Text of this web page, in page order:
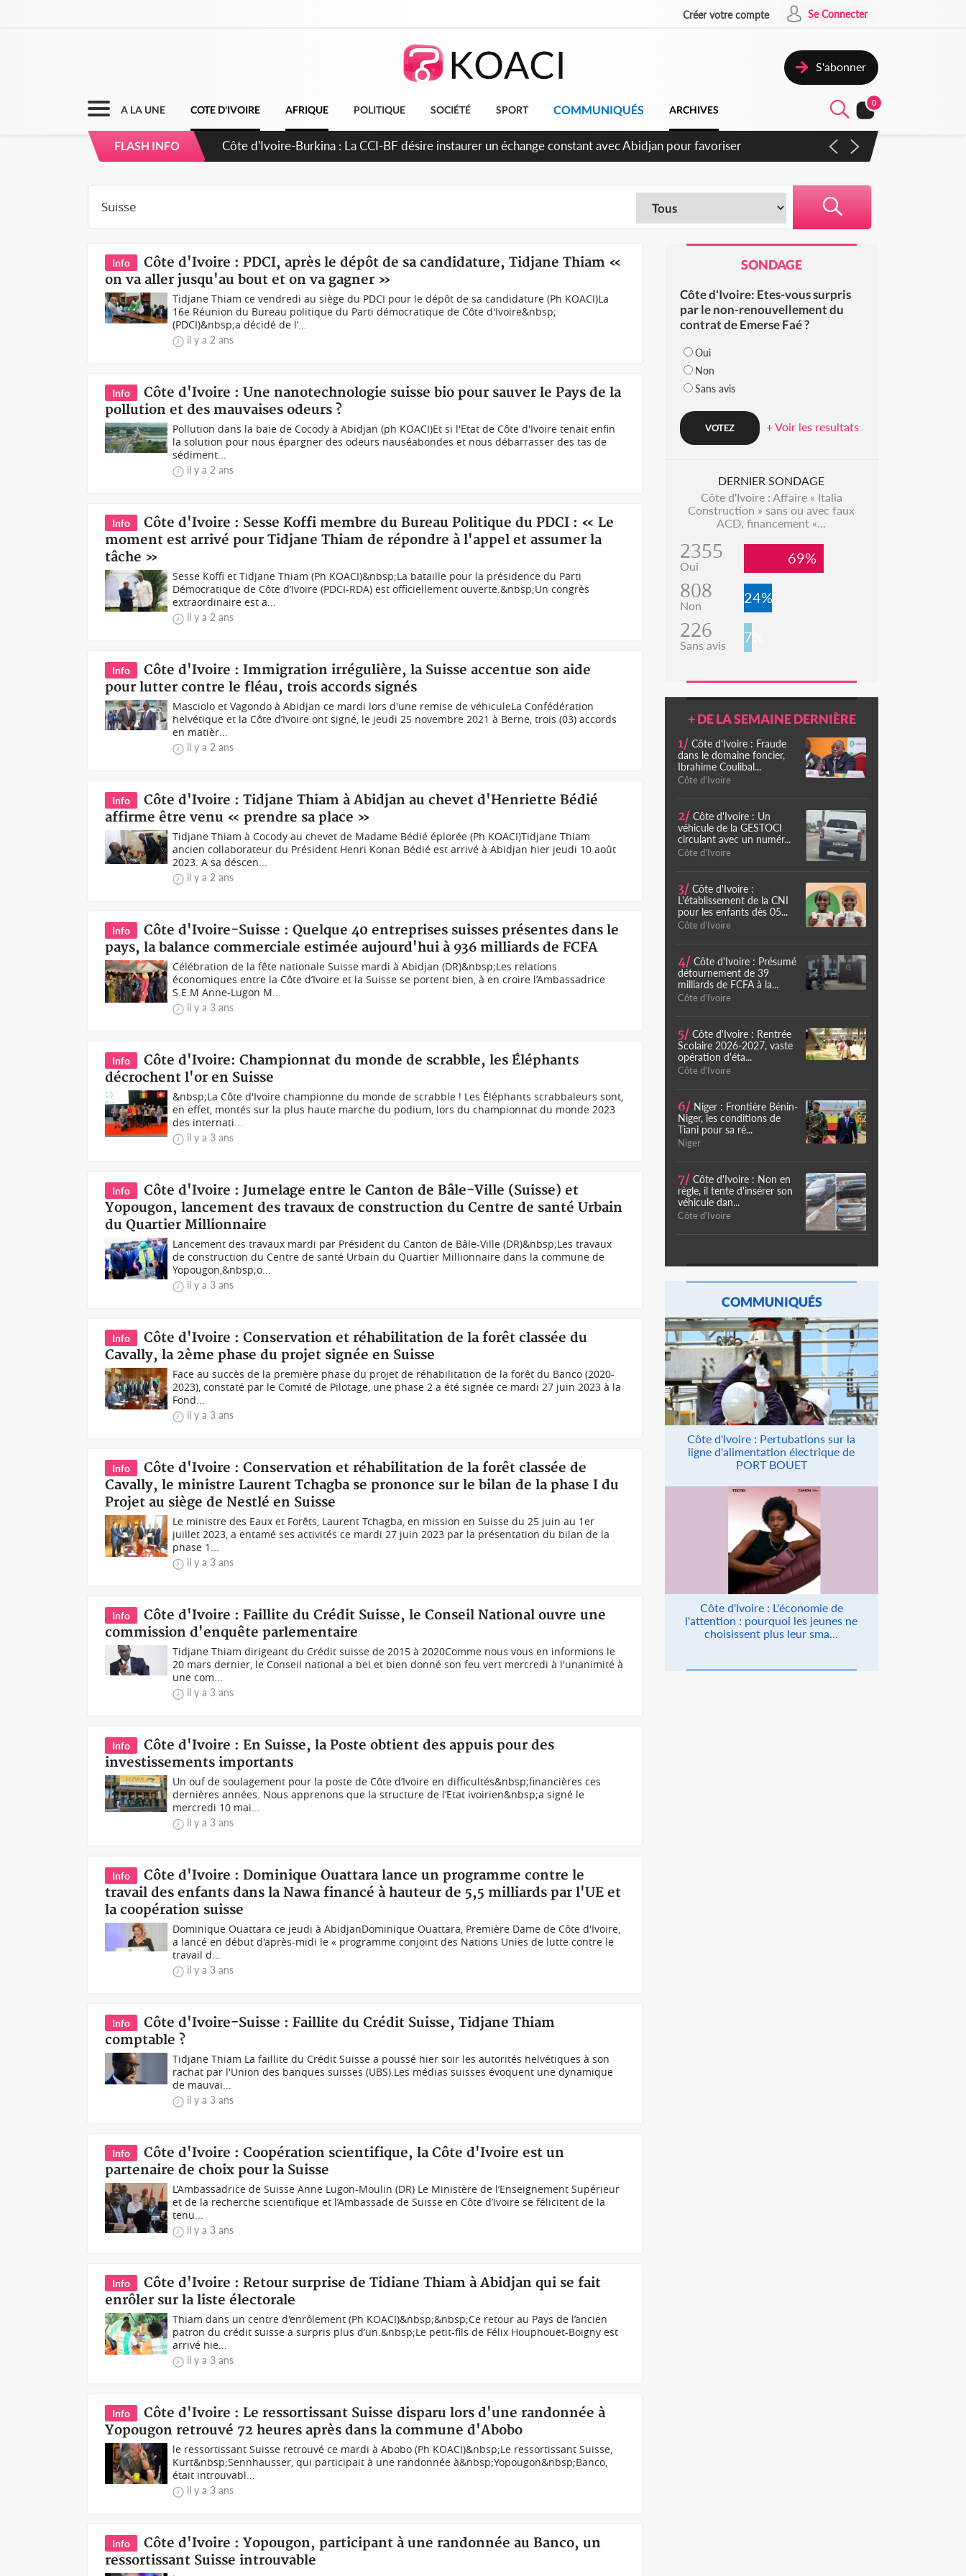
Créer votre compte Se Connecter
S'abonner
A LA UNE COTE D'IVOIRE AFRIQUE POLITIQUE SOCIÉTÉ SPORT COMMUNIQUÉS ARCHIVES
0
FLASH INFO
Côte d'Ivoire-Burkina : La CCI-BF désire instaurer un échange constant avec Abidjan pour favoriser
Info
Côte d'Ivoire : PDCI, après le dépôt de sa candidature, Tidjane Thiam «
on va aller jusqu'au bout et on va gagner »
Tidjane Thiam ce vendredi au siège du PDCI pour le dépôt de sa candidature (Ph KOACI)La
16e Réunion du Bureau politique du Parti démocratique de Côte d'Ivoire&nbsp;
(PDCI)&nbsp;a décidé de l’...
il y a 2 ans
Info
Côte d'Ivoire : Une nanotechnologie suisse bio pour sauver le Pays de la
pollution et des mauvaises odeurs ?
Pollution dans la baie de Cocody à Abidjan (ph KOACI)Et si l'Etat de Côte d'Ivoire tenait enfin
la solution pour nous épargner des odeurs nauséabondes et nous débarrasser des tas de
sédiment...
il y a 2 ans
Info
Côte d'Ivoire : Sesse Koffi membre du Bureau Politique du PDCI : « Le
moment est arrivé pour Tidjane Thiam de répondre à l'appel et assumer la
tâche »
Sesse Koffi et Tidjane Thiam (Ph KOACI)&nbsp;La bataille pour la présidence du Parti
Démocratique de Côte d’Ivoire (PDCI-RDA) est officiellement ouverte.&nbsp;Un congrès
extraordinaire est a...
il y a 2 ans
Info
Côte d'Ivoire : Immigration irrégulière, la Suisse accentue son aide
pour lutter contre le fléau, trois accords signés
Masciolo et Vagondo à Abidjan ce mardi lors d'une remise de véhiculeLa Confédération
helvétique et la Côte d’Ivoire ont signé, le jeudi 25 novembre 2021 à Berne, trois (03) accords
en matièr...
il y a 2 ans
Info
Côte d'Ivoire : Tidjane Thiam à Abidjan au chevet d'Henriette Bédié
affirme être venu « prendre sa place »
Tidjane Thiam à Cocody au chevet de Madame Bédié éplorée (Ph KOACI)Tidjane Thiam
ancien collaborateur du Président Henri Konan Bédié est arrivé à Abidjan hier jeudi 10 août
2023. A sa déscen...
il y a 2 ans
Info
Côte d'Ivoire-Suisse : Quelque 40 entreprises suisses présentes dans le
pays, la balance commerciale estimée aujourd'hui à 936 milliards de FCFA
Célébration de la fête nationale Suisse mardi à Abidjan (DR)&nbsp;Les relations
économiques entre la Côte d’Ivoire et la Suisse se portent bien, à en croire l’Ambassadrice
S.E.M Anne-Lugon M...
il y a 3 ans
Info
Côte d'Ivoire: Championnat du monde de scrabble, les Éléphants
décrochent l'or en Suisse
&nbsp;La Côte d'Ivoire championne du monde de scrabble ! Les Éléphants scrabbaleurs sont,
en effet, montés sur la plus haute marche du podium, lors du championnat du monde 2023
des internati...
il y a 3 ans
Info
Côte d'Ivoire : Jumelage entre le Canton de Bâle-Ville (Suisse) et
Yopougon, lancement des travaux de construction du Centre de santé Urbain
du Quartier Millionnaire
Lancement des travaux mardi par Président du Canton de Bâle-Ville (DR)&nbsp;Les travaux
de construction du Centre de santé Urbain du Quartier Millionnaire dans la commune de
Yopougon,&nbsp;o...
il y a 3 ans
Info
Côte d'Ivoire : Conservation et réhabilitation de la forêt classée du
Cavally, la 2ème phase du projet signée en Suisse
Face au succès de la première phase du projet de réhabilitation de la forêt du Banco (2020-
2023), constaté par le Comité de Pilotage, une phase 2 a été signée ce mardi 27 juin 2023 à la
Fond...
il y a 3 ans
Info
Côte d'Ivoire : Conservation et réhabilitation de la forêt classée de
Cavally, le ministre Laurent Tchagba se prononce sur le bilan de la phase I du
Projet au siège de Nestlé en Suisse
Le ministre des Eaux et Forêts, Laurent Tchagba, en mission en Suisse du 25 juin au 1er
juillet 2023, a entamé ses activités ce mardi 27 juin 2023 par la présentation du bilan de la
phase 1...
il y a 3 ans
Info
Côte d'Ivoire : Faillite du Crédit Suisse, le Conseil National ouvre une
commission d'enquête parlementaire
Tidjane Thiam dirigeant du Crédit suisse de 2015 à 2020Comme nous vous en informions le
20 mars dernier, le Conseil national a bel et bien donné son feu vert mercredi à l'unanimité à
une com...
il y a 3 ans
Info
Côte d'Ivoire : En Suisse, la Poste obtient des appuis pour des
investissements importants
Un ouf de soulagement pour la poste de Côte d’Ivoire en difficultés&nbsp;financières ces
dernières années. Nous apprenons que la structure de l’Etat ivoirien&nbsp;a signé le
mercredi 10 mai...
il y a 3 ans
Info
Côte d'Ivoire : Dominique Ouattara lance un programme contre le
travail des enfants dans la Nawa financé à hauteur de 5,5 milliards par l'UE et
la coopération suisse
Dominique Ouattara ce jeudi à Abidjan Dominique Ouattara, Première Dame de Côte d'Ivoire,
a lancé en début d'après-midi le « programme conjoint des Nations Unies de lutte contre le
travail d...
il y a 3 ans
Info
Côte d'Ivoire-Suisse : Faillite du Crédit Suisse, Tidjane Thiam
comptable ?
Tidjane Thiam La faillite du Crédit Suisse a poussé hier soir les autorités helvétiques à son
rachat par l'Union des banques suisses (UBS).Les médias suisses évoquent une dynamique
de mauvai...
il y a 3 ans
Info
Côte d'Ivoire : Coopération scientifique, la Côte d'Ivoire est un
partenaire de choix pour la Suisse
L’Ambassadrice de Suisse Anne Lugon-Moulin (DR) Le Ministère de l’Enseignement Supérieur
et de la recherche scientifique et l’Ambassade de Suisse en Côte d’Ivoire se félicitent de la
tenu...
il y a 3 ans
Info
Côte d'Ivoire : Retour surprise de Tidiane Thiam à Abidjan qui se fait
enrôler sur la liste électorale
Thiam dans un centre d'enrôlement (Ph KOACI)&nbsp;&nbsp;Ce retour au Pays de l’ancien
patron du crédit suisse a surpris plus d’un.&nbsp;Le petit-fils de Félix Houphouët-Boigny est
arrivé hie...
il y a 3 ans
Info
Côte d'Ivoire : Le ressortissant Suisse disparu lors d'une randonnée à
Yopougon retrouvé 72 heures après dans la commune d'Abobo
le ressortissant Suisse retrouvé ce mardi à Abobo (Ph KOACI)&nbsp;Le ressortissant Suisse,
Kurt&nbsp;Sennhausser, qui participait à une randonnée à&nbsp;Yopougon&nbsp;Banco,
était introuvabl...
il y a 3 ans
Info
Côte d'Ivoire : Yopougon, participant à une randonnée au Banco, un
ressortissant Suisse introuvable
SONDAGE
Côte d'Ivoire: Etes-vous surpris
par le non-renouvellement du
contrat de Emerse Faé ?
Oui
Non
Sans avis
+ Voir les resultats
DERNIER SONDAGE
Côte d'Ivoire : Affaire « Italia
Construction » sans ou avec faux
ACD, financement «...
2355
Oui 69%
808
Non 24%
226
Sans avis 7%
+ DE LA SEMAINE DERNIÈRE
1/ Côte d'Ivoire : Fraude
dans le domaine foncier,
Ibrahime Coulibal...
Côte d'Ivoire
2/ Côte d'Ivoire : Un
véhicule de la GESTOCI
circulant avec un numér...
Côte d'Ivoire
3/ Côte d'Ivoire :
L'établissement de la CNI
pour les enfants dès 05...
Côte d'Ivoire
4/ Côte d'Ivoire : Présumé
détournement de 39
milliards de FCFA à la...
Côte d'Ivoire
5/ Côte d'Ivoire : Rentrée
Scolaire 2026-2027, vaste
opération d'éta...
Côte d'Ivoire
6/ Niger : Frontière Bénin-
Niger, les conditions de
Tiani pour sa ré...
Niger
7/ Côte d'Ivoire : Non en
règle, il tente d'insérer son
véhicule dan...
Côte d'Ivoire
COMMUNIQUÉS
Côte d'Ivoire : Pertubations sur la
ligne d'alimentation électrique de
PORT BOUET
Côte d'Ivoire : L'économie de
l'attention : pourquoi les jeunes ne
choisissent plus leur sma...